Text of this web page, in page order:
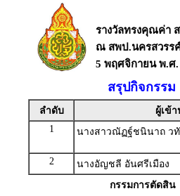
รางวัลทรงคุณค่า
ณ สพป.นครสวรร
5 พฤศจิกายน พ.ศ.
สรุปกิจกรร
ลำดับ
ผู้เข้
1
นางสาวณัฏฐ์ชนินาถ ว
2
นางอัญชลี อันศรีเมือง
กรรมการตัดสิน